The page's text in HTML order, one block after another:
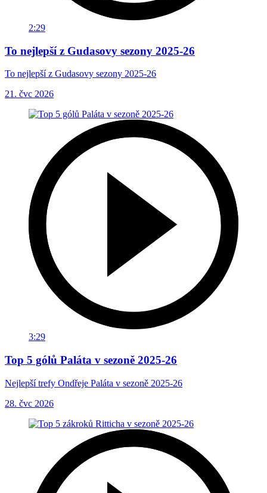
2:29
To nejlepší z Gudasovy sezony 2025-26
To nejlepší z Gudasovy sezony 2025-26
21. čvc 2026
3:29
Top 5 gólů Paláta v sezoně 2025-26
Nejlepší trefy Ondřeje Paláta v sezoně 2025-26
28. čvc 2026